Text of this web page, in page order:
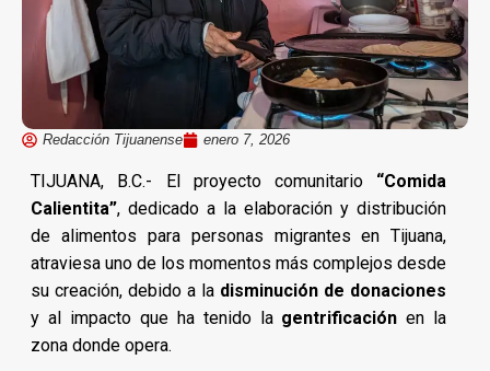
Redacción Tijuanense enero 7, 2026
TIJUANA, B.C.- El proyecto comunitario “Comida
Calientita”, dedicado a la elaboración y distribución
de alimentos para personas migrantes en Tijuana,
atraviesa uno de los momentos más complejos desde
su creación, debido a la disminución de donaciones
y al impacto que ha tenido la gentrificación en la
zona donde opera.